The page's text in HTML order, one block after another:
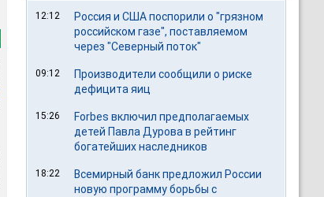
12:12
Россия и США поспорили о "грязном
российском газе", поставляемом
через "Северный поток"
09:12
Производители сообщили о риске
дефицита яиц
15:26
Forbes включил предполагаемых
детей Павла Дурова в рейтинг
богатейших наследников
18:22
Всемирный банк предложил России
новую программу борьбы с